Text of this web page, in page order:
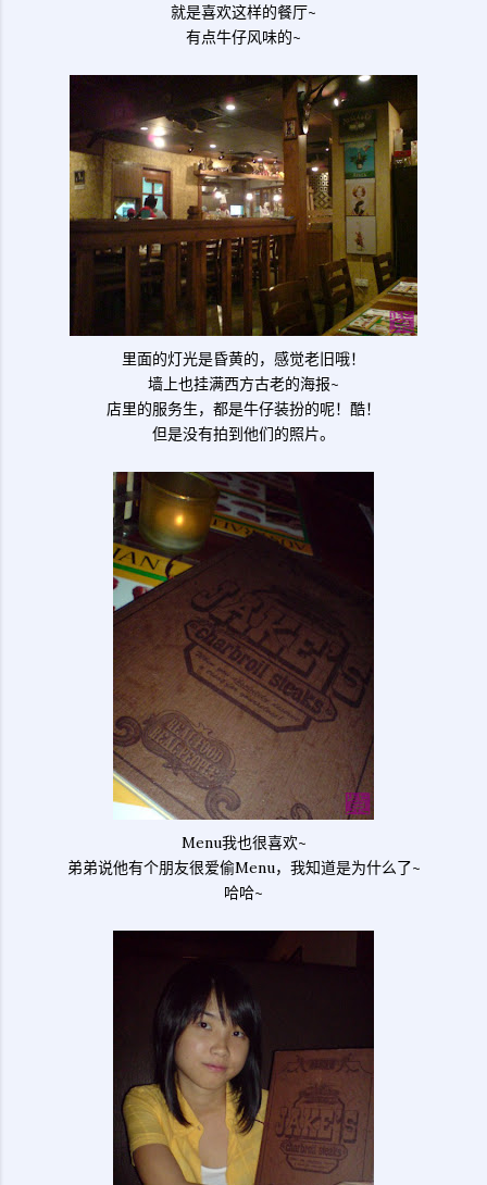
就是喜欢这样的餐厅~
有点牛仔风味的~
里面的灯光是昏黄的，感觉老旧哦！
墙上也挂满西方古老的海报~
店里的服务生，都是牛仔装扮的呢！酷！
但是没有拍到他们的照片。
Menu我也很喜欢~
弟弟说他有个朋友很爱偷Menu，我知道是为什么了~
哈哈~